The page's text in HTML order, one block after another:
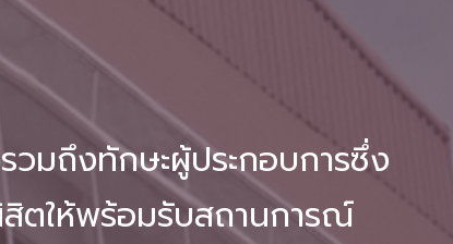
มถึงทักษะผู้ประกอบการซึ่ง
ตให้พร้อมรับสถานการณ์